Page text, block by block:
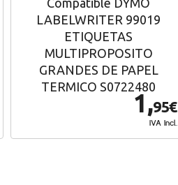
Compatible DYMO
LABELWRITER 99019
ETIQUETAS
MULTIPROPOSITO
GRANDES DE PAPEL
TERMICO S0722480
1,95€
IVA Incl.